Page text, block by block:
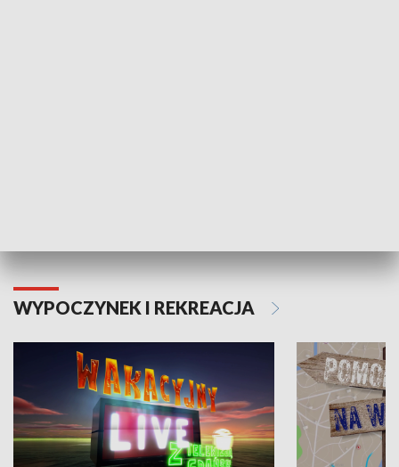
WYPOCZYNEK I REKREACJA